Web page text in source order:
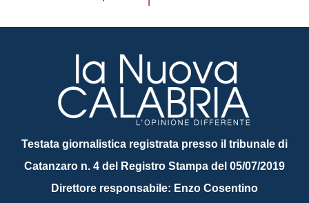
Testata giornalistica registrata presso il tribunale di
Catanzaro n. 4 del Registro Stampa del 05/07/2019
Direttore responsabile: Enzo Cosentino